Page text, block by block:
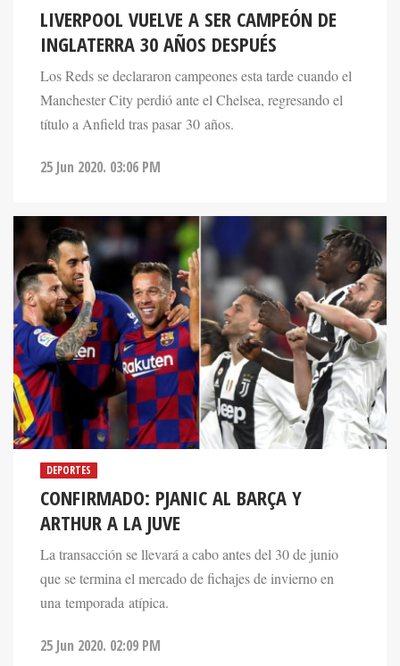
LIVERPOOL VUELVE A SER CAMPEÓN DE
INGLATERRA 30 AÑOS DESPUÉS
Los Reds se declararon campeones esta tarde cuando el
Manchester City perdió ante el Chelsea, regresando el
título a Anfield tras pasar 30 años.
25 Jun 2020. 03:06 PM
DEPORTES
CONFIRMADO: PJANIC AL BARÇA Y
ARTHUR A LA JUVE
La transacción se llevará a cabo antes del 30 de junio
que se termina el mercado de fichajes de invierno en
una temporada atípica.
25 Jun 2020. 02:09 PM